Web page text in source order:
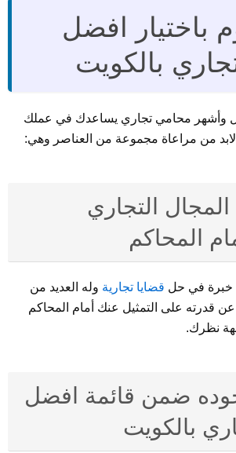
باختيار افضل
بالكويت
وأشهر محامي تجاري يساعدك في عملك
لابد من مراعاة مجموعة من العناصر وهي:
المجال التجاري
المحاكم
خبرة في حل قضايا تجارية وله العديد من
عن قدرته على التمثيل عنك أمام المحاكم
نظرك.
ضمن قائمة افضل
بالكويت